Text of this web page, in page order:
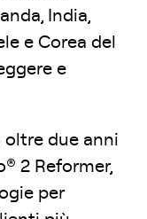
India,
e Corea del
e
oltre due anni
2 Reformer,
per